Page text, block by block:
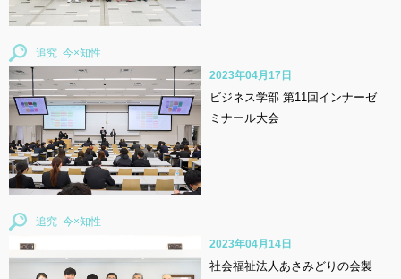
追究
ビジネス学部 第11回インナーゼ
ミナール大会
2023年04月17日
追究
社会福祉法人あさみどりの会製
2023年04月14日